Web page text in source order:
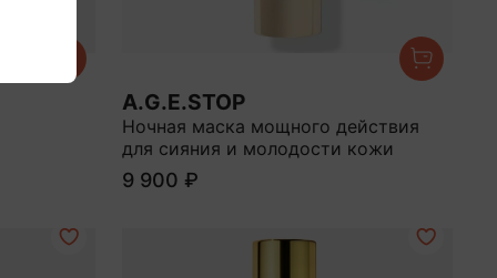
A.G.E.STOP
Ночная маска мощного действия
для сияния и молодости кожи
9 900 ₽